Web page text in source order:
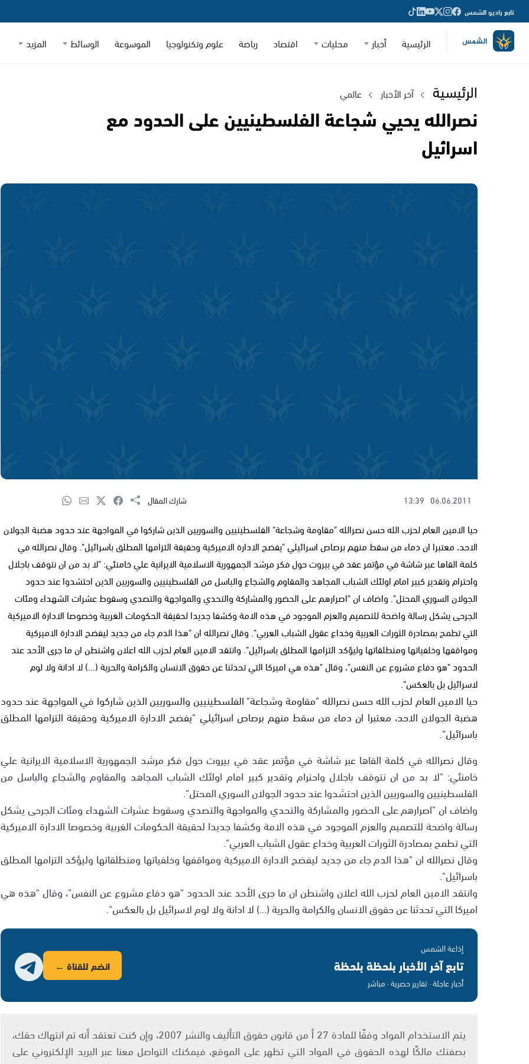
تابع راديو الشمس
الرئيسية أخبار محليات اقتصاد رياضة علوم وتكنولوجيا الموسوعة الوسائط المزيد
الرئيسية آخر الأخبار عالمي
نصرالله يحيي شجاعة الفلسطينيين على الحدود مع
اسرائيل
06.06.2011
13:39 شارك المقال
حيا الامين العام لحزب الله حسن نصرالله "مقاومة وشجاعة" الفلسطينيين والسوريين الذين شاركوا في المواجهة عند حدود هضبة الجولان
الاحد، معتبرا ان دماء من سقط منهم برصاص اسرائيلي "يفضح الادارة الاميركية وحقيقة التزامها المطلق باسرائيل". وقال نصرالله في
كلمة القاها عبر شاشة في مؤتمر عقد في بيروت حول فكر مرشد الجمهورية الاسلامية الايرانية علي خامنئي: "لا بد من ان نتوقف باجلال
واحترام وتقدير كبير امام اولئك الشباب المجاهد والمقاوم والشجاع والباسل من الفلسطينيين والسوريين الذين احتشدوا عند حدود
الجولان السوري المحتل". واضاف ان "اصرارهم على الحضور والمشاركة والتحدي والمواجهة والتصدي وسقوط عشرات الشهداء ومئات
الجرحى يشكل رسالة واضحة للتصميم والعزم الموجود في هذه الامة وكشفا جديدا لحقيقة الحكومات الغربية وخصوصا الادارة الاميركية
التي تطمح بمصادرة الثورات العربية وخداع عقول الشباب العربي". وقال نصرالله ان "هذا الدم جاء من جديد ليفضح الادارة الاميركية
ومواقفها وخلفياتها ومنطلقاتها وليؤكد التزامها المطلق باسرائيل". وانتقد الامين العام لحزب الله اعلان واشنطن ان ما جرى الأحد عند
الحدود "هو دفاع مشروع عن النفس"، وقال "هذه هي اميركا التي تحدثنا عن حقوق الانسان والكرامة والحرية (...) لا ادانة ولا لوم
لاسرائيل بل بالعكس".
حيا الامين العام لحزب الله حسن نصرالله "مقاومة وشجاعة" الفلسطينيين والسوريين الذين شاركوا في المواجهة عند حدود
هضبة الجولان الاحد، معتبرا ان دماء من سقط منهم برصاص اسرائيلي "يفضح الادارة الاميركية وحقيقة التزامها المطلق
باسرائيل".
وقال نصرالله في كلمة القاها عبر شاشة في مؤتمر عقد في بيروت حول فكر مرشد الجمهورية الاسلامية الايرانية علي
خامنئي: "لا بد من ان نتوقف باجلال واحترام وتقدير كبير امام اولئك الشباب المجاهد والمقاوم والشجاع والباسل من
الفلسطينيين والسوريين الذين احتشدوا عند حدود الجولان السوري المحتل".
واضاف ان "اصرارهم على الحضور والمشاركة والتحدي والمواجهة والتصدي وسقوط عشرات الشهداء ومئات الجرحى يشكل
رسالة واضحة للتصميم والعزم الموجود في هذه الامة وكشفا جديدا لحقيقة الحكومات الغربية وخصوصا الادارة الاميركية
التي تطمح بمصادرة الثورات العربية وخداع عقول الشباب العربي".
وقال نصرالله ان "هذا الدم جاء من جديد ليفضح الادارة الاميركية ومواقفها وخلفياتها ومنطلقاتها وليؤكد التزامها المطلق
باسرائيل".
وانتقد الامين العام لحزب الله اعلان واشنطن ان ما جرى الأحد عند الحدود "هو دفاع مشروع عن النفس"، وقال "هذه هي
اميركا التي تحدثنا عن حقوق الانسان والكرامة والحرية (...) لا ادانة ولا لوم لاسرائيل بل بالعكس".
إذاعة الشمس
تابع آخر الأخبار بلحظة بلحظة
أخبار عاجلة · تقارير حصرية · مباشر
انضم للقناة ←
يتم الاستخدام المواد وفقًا للمادة 27 أ من قانون حقوق التأليف والنشر 2007، وإن كنت تعتقد أنه تم انتهاك حقك،
بصفتك مالكًا لهذه الحقوق في المواد التي تظهر على الموقع، فيمكنك التواصل معنا عبر البريد الإلكتروني على